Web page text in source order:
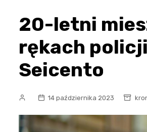
Blog
20-letni
rękach
Seicento
14 października 2023